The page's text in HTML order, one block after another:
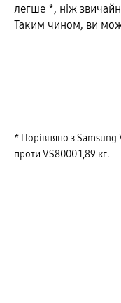
легше *, ніж
Таким чином, ви
* Порівняно з Samsung
проти VS8000 1,89 кг.